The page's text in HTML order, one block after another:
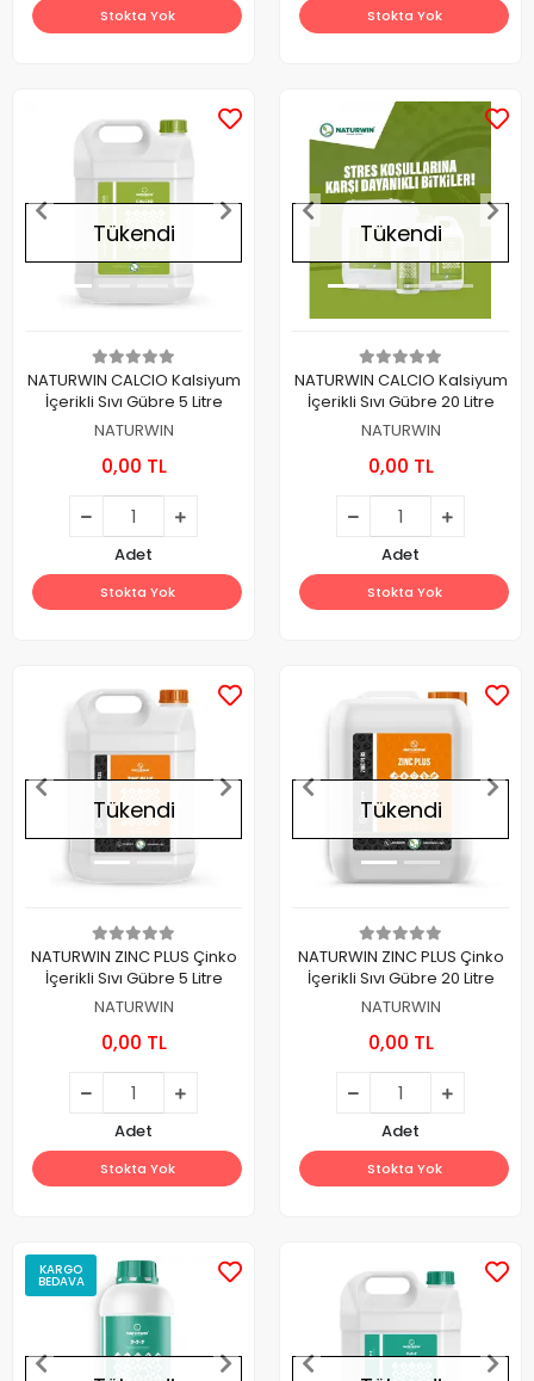
Stokta Yok Stokta Yok
Tükendi
NATURWIN CALCIO Kalsiyum
İçerikli Sıvı Gübre 5 Litre
NATURWIN
0,00 TL
Adet
Stokta Yok
Tükendi
NATURWIN CALCIO Kalsiyum
İçerikli Sıvı Gübre 20 Litre
NATURWIN
0,00 TL
Adet
Stokta Yok
Tükendi
NATURWIN ZINC PLUS Çinko
İçerikli Sıvı Gübre 5 Litre
NATURWIN
0,00 TL
Adet
Stokta Yok
Tükendi
NATURWIN ZINC PLUS Çinko
İçerikli Sıvı Gübre 20 Litre
NATURWIN
0,00 TL
Adet
Stokta Yok
KARGO
BEDAVA